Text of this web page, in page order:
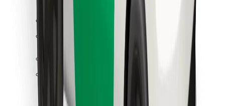
Pár perc alatt ott vagyunk érted!
Bolt alkalmazás letöltése
Találd meg kedvenc ételedet!
Bolt Food app letöltése